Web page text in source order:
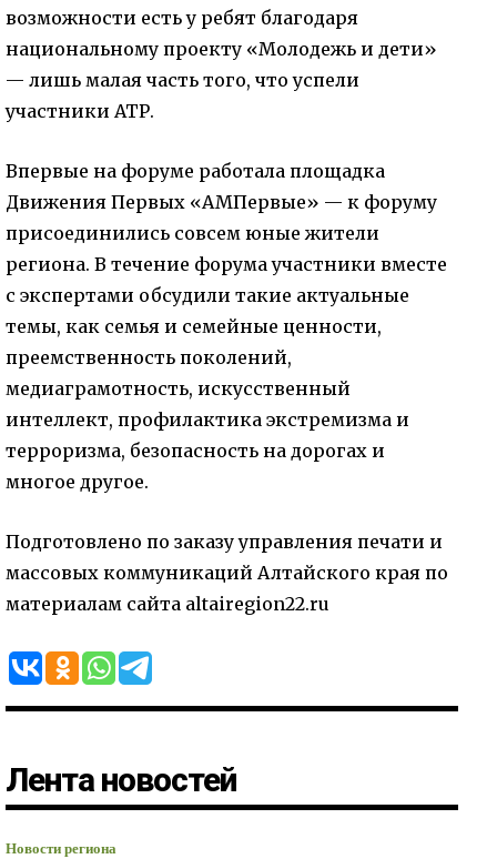
возможности есть у ребят благодаря
национальному проекту «Молодежь и дети»
— лишь малая часть того, что успели
участники АТР.
Впервые на форуме работала площадка
Движения Первых «АМПервые» — к форуму
присоединились совсем юные жители
региона. В течение форума участники вместе
с экспертами обсудили такие актуальные
темы, как семья и семейные ценности,
преемственность поколений,
медиаграмотность, искусственный
интеллект, профилактика экстремизма и
терроризма, безопасность на дорогах и
многое другое.
Подготовлено по заказу управления печати и
массовых коммуникаций Алтайского края по
материалам сайта altairegion22.ru
Лента новостей
Новости региона